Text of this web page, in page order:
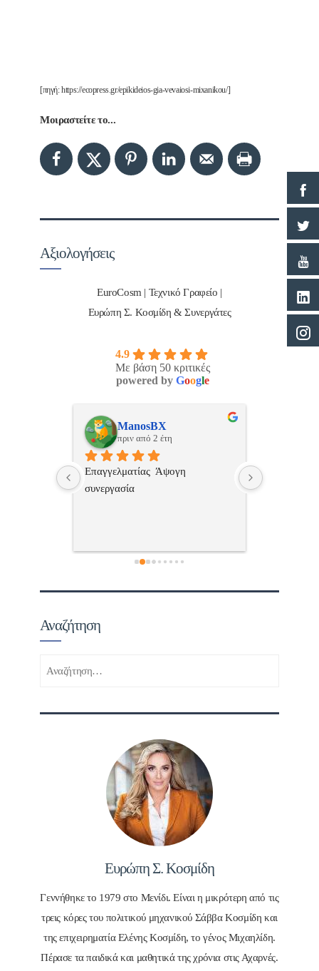
[πηγή: https://ecopress.gr/epikideios-gia-vevaiosi-mixanikou/]
Μοιραστείτε το...
Αξιολογήσεις
EuroCosm | Τεχνικό Γραφείο |
Ευρώπη Σ. Κοσμίδη & Συνεργάτες
4.9
Με βάση 50 κριτικές
powered by Google
ManosBX
πριν από 2 έτη
Επαγγελματίας  Άψογη
συνεργασία
Αναζήτηση
Αναζήτηση
Ευρώπη Σ. Κοσμίδη
Γεννήθηκε το 1979 στο Μενίδι. Είναι η μικρότερη από τις
τρεις κόρες του πολιτικού μηχανικού Σάββα Κοσμίδη και
της επιχειρηματία Ελένης Κοσμίδη, το γένος Μιχαηλίδη.
Πέρασε τα παιδικά και μαθητικά της χρόνια στις Αχαρνές.